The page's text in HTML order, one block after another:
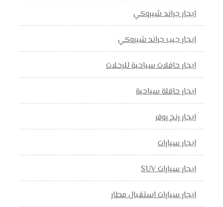
ايجار جراند شيروكي
ايجار جيب جراند شيروكي
ايجار حافلات سياحية للرحلات
ايجار حافلة سياحية
ايجار رنج روفر
ايجار سيارات
ايجار سيارات SUV
ايجار سيارات استقبال مطار